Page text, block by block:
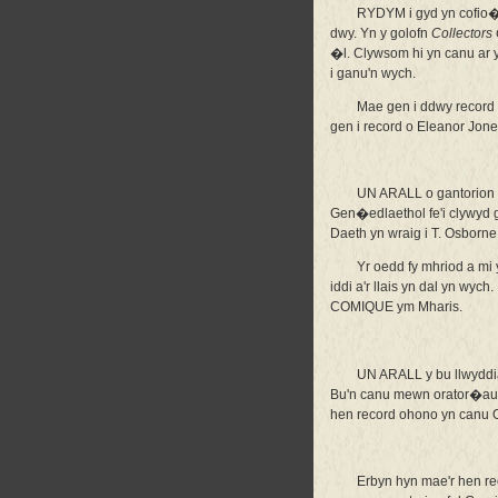
RYDYM i gyd yn
dwy. Yn y golofn Collectors
�l. Clywsom hi yn canu ar
i ganu'n wych.
Mae gen i ddwy
gen i record o Eleanor
UN ARALL o
Gen�edlaethol fe'i clywyd
Daeth yn wraig i T.
Yr oedd fy mhriod a
iddi a'r llais yn dal yn
COMIQUE ym Mharis.
UN ARALL y bu
Bu'n canu mewn
hen record ohono yn canu
Erbyn hyn mae'r hen